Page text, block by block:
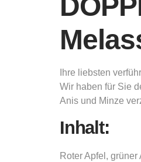
Ihre liebsten
Wir haben für Sie
Anis und Minze
Inhalt:
Roter Apfel,